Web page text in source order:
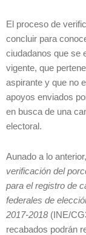
El proceso de
concluir para
ciudadanos que se
vigente, que
aspirante y que no
apoyos enviados
en busca de una
electoral.
Aunado a lo
verificación del
para el registro de
federales de
2017-2018 (INE/
recabados podrán